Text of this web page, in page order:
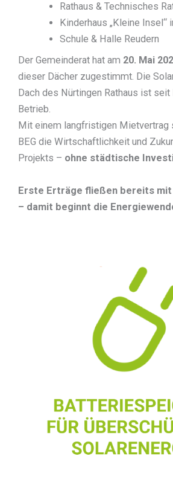
Rathaus & Technisches
Kinderhaus „Kleine Insel“
Schule & Halle Reudern
Der Gemeinderat hat am 20. Mai
dieser Dächer zugestimmt. Die
Dach des Nürtingen Rathaus ist
Betrieb.
Mit einem langfristigen Mietvertrag
BEG die Wirtschaftlichkeit und
Projekts – ohne städtische
Erste Erträge fließen bereits
– damit beginnt die